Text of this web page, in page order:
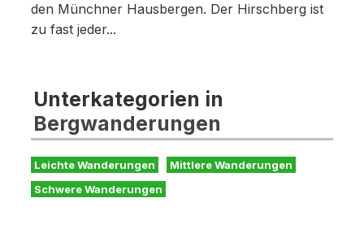
den Münchner Hausbergen. Der Hirschberg ist
zu fast jeder...
Unterkategorien in
Bergwanderungen
Leichte Wanderungen
Mittlere Wanderungen
Schwere Wanderungen